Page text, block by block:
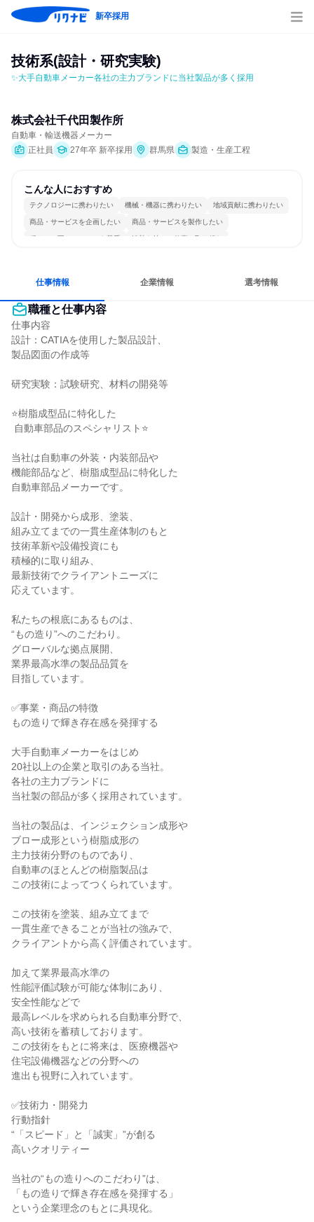
新卒採用
技術系(設計・研究実験)
✨大手自動車メーカー各社の主力ブランドに当社製品が多く採用
株式会社千代田製作所
自動車・輸送機器メーカー
正社員
27年卒 新卒採用 群馬県 製造・生産工程
こんな人におすすめ
テクノロジーに携わりたい 機械・機器に携わりたい 地域貢献に携わりたい
商品・サービスを企画したい 商品・サービスを製作したい
穏やかで互いのペースを尊重 情熱を持って仕事に取り組む
仕事情報 企業情報 選考情報
職種と仕事内容
仕事内容
設計：CATIAを使用した製品設計、
製品図面の作成等
研究実験：試験研究、材料の開発等
⭐️樹脂成型品に特化した
当社は自動車の外装・内装部品や
機能部品など、樹脂成型品に特化した
自動車部品メーカーです。
設計・開発から成形、塗装、
組み立てまでの一貫生産体制のもと
技術革新や設備投資にも
積極的に取り組み、
最新技術でクライアントニーズに
応えています。
私たちの根底にあるものは、
“もの造り”へのこだわり。
グローバルな拠点展開、
業界最高水準の製品品質を
目指しています。
✅事業・商品の特徴
もの造りで輝き存在感を発揮する
大手自動車メーカーをはじめ
20社以上の企業と取引のある当社。
各社の主力ブランドに
当社製の部品が多く採用されています。
当社の製品は、インジェクション成形や
ブロー成形という樹脂成形の
主力技術分野のものであり、
自動車のほとんどの樹脂製品は
この技術によってつくられています。
この技術を塗装、組み立てまで
一貫生産できることが当社の強みで、
クライアントから高く評価されています。
加えて業界最高水準の
性能評価試験が可能な体制にあり、
安全性能などで
最高レベルを求められる自動車分野で、
高い技術を蓄積しております。
この技術をもとに将来は、医療機器や
住宅設備機器などの分野への
進出も視野に入れています。
✅技術力・開発力
行動指針
“「スピード」と「誠実」”が創る
高いクオリティー
当社の“もの造りへのこだわり”は、
「もの造りで輝き存在感を発揮する」
という企業理念のもとに具現化。